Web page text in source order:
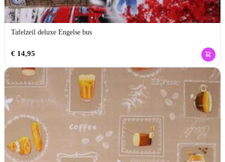
Tafelzeil deluxe Engelse bus
€14,95